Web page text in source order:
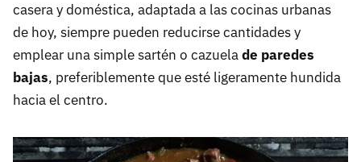
casera y doméstica, adaptada a las cocinas urbanas
de hoy, siempre pueden reducirse cantidades y
emplear una simple sartén o cazuelade paredes
bajas, preferiblemente que esté ligeramente hundida
hacia el centro.